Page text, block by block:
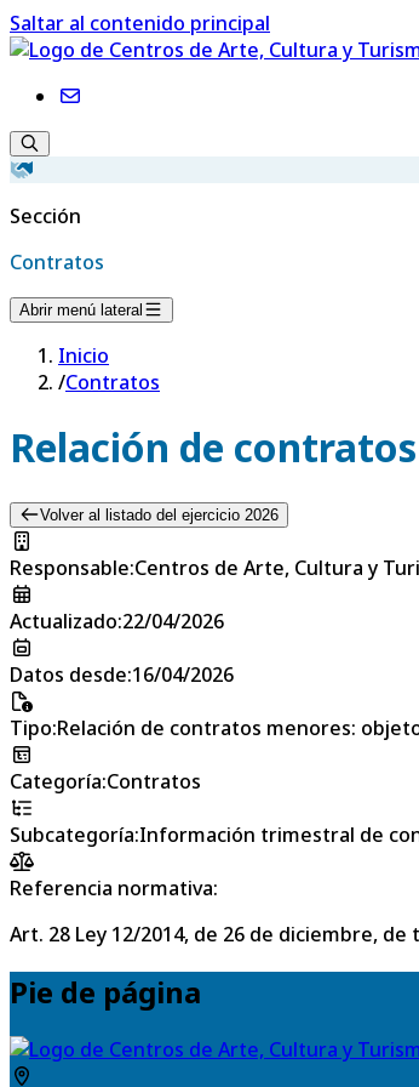
Saltar al contenido principal
Sección
Contratos
Abrir menú lateral
Inicio
/Contratos
Relación de
Volver al listado del ejercicio 2026
Responsable:Centros de Arte, Cultura y
Actualizado:22/04/2026
Datos desde:16/04/2026
Tipo:Relación de contratos menores:
Categoría:Contratos
Subcategoría:Información trimestral de
Referencia normativa:
Art. 28 Ley 12/2014, de 26 de diciembre,
Pie de página